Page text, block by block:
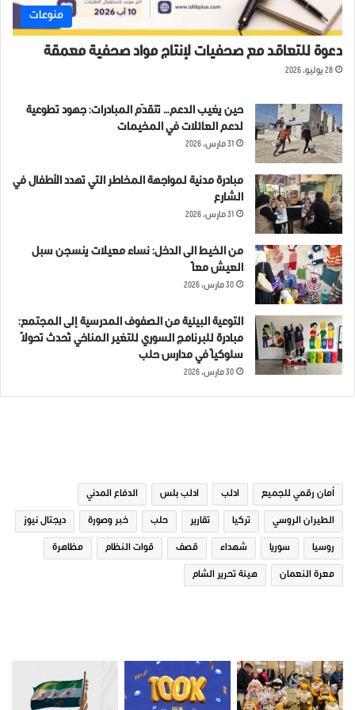
في "منوعات"
ملخص قصف مجزرة اطفال
منوعات
دعوة للتعاقد مع صحفيات لإنتاج مواد صحفية معمقة
28 يوليو، 2026
حين يغيب الدعم… تتقدّم المبادرات: جهود تطوعية
لدعم العائلات في المخيمات
31 مارس، 2026
مبادرة مدنية لمواجهة المخاطر التي تهدد الأطفال في
الشارع
31 مارس، 2026
من الخيط الى الدخل: نساء معيلات ينسجن سبل
العيش معاً
30 مارس، 2026
التوعية البيئية من الصفوف المدرسية إلى المجتمع:
مبادرة للبرنامج السوري للتغير المناخي تُحدث تحولاً
سلوكياً في مدارس حلب
30 مارس، 2026
أمان رقمي للجميع ادلب ادلب بلس الدفاع المدني
الطيران الروسي تركيا تقارير حلب خبر وصورة ديجتال نيوز
روسيا سوريا شهداء قصف قوات النظام مظاهرة
معرة النعمان هيئة تحرير الشام